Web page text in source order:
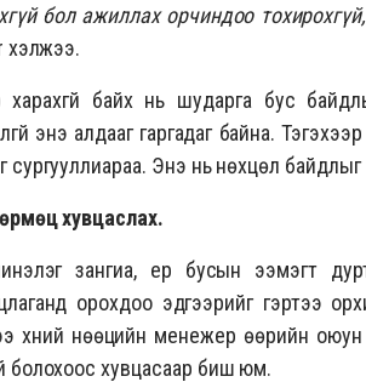
бол ажиллах орчиндоо
хэлжээ.
харахгүй байх нь шударга бус
энэ алдааг гаргадаг байна. Тэгэхээр
сургууллиараа. Энэ нь нөхцөл байдлыг
хувцаслах.
зангиа, ер бусын ээмэгт
орохдоо эдгээрийг гэртээ
хүний нөөцийн менежер өөрийн
болохоос хувцасаар биш юм.